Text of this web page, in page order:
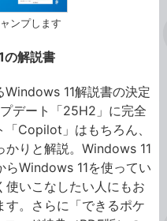
ンプします
の解説書
11解説書の決定
デート「25H2」に完全
Copilot」はもちろん、
かりと解説。Windows 11
らWindows 11を使ってい
使いこなしたい人にもお
す。さらに「できるポケ